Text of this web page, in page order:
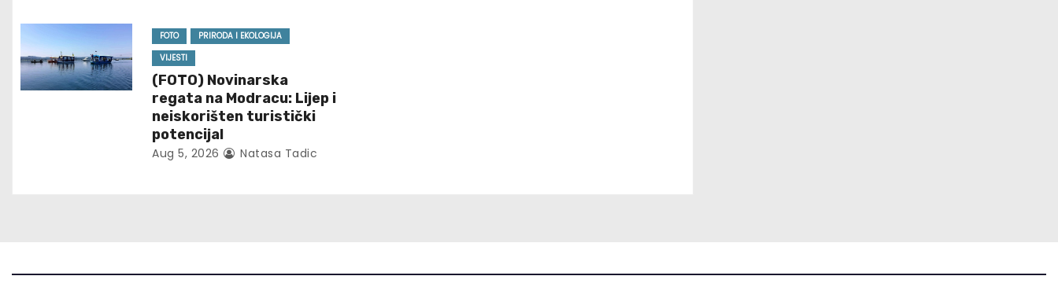
g
a
FOTO
PRIRODA I EKOLOGIJA
VIJESTI
(FOTO) Novinarska
regata na Modracu: Lijep i
neiskorišten turistički
potencijal
Aug 5, 2026 Natasa Tadic